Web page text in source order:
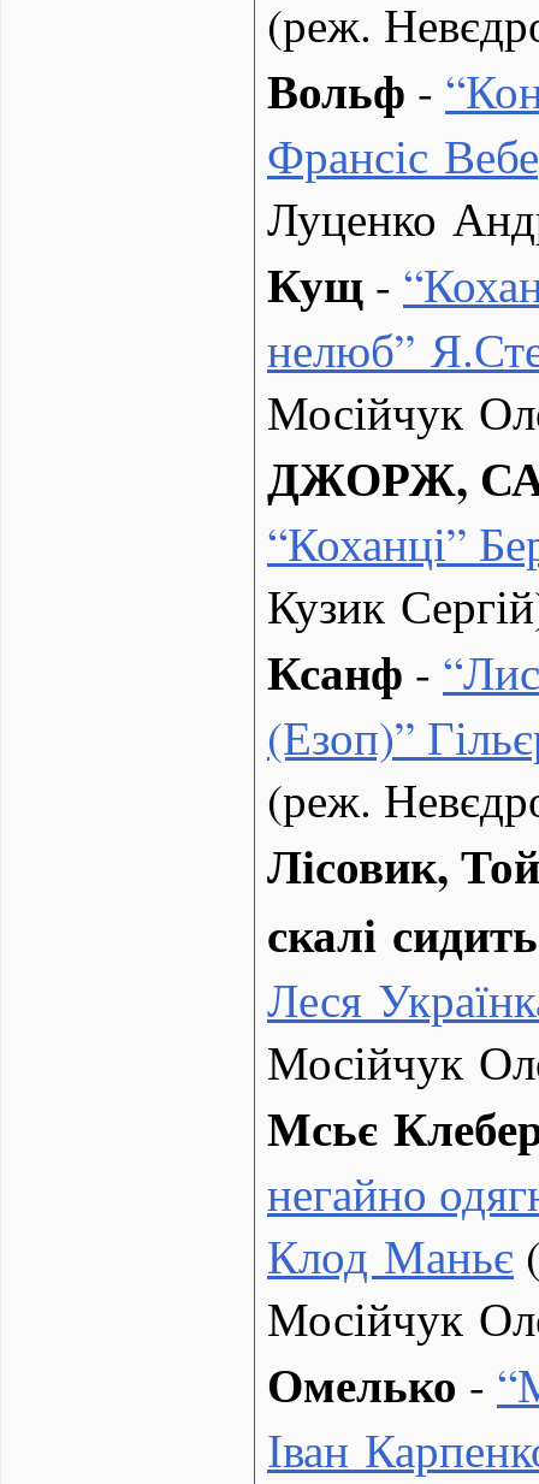
(реж.
Вольф - “
Франсіс
Луценко
Кущ - “
нелюб”
Мосійчук
ДЖОРЖ,
“Коханці”
Кузик
Ксанф - “
(Езоп)”
(реж.
Лісовик,
скалі сидить
Леся
Мосійчук
Мсьє
негайно
Клод Маньє
Мосійчук
Омелько - “
Іван